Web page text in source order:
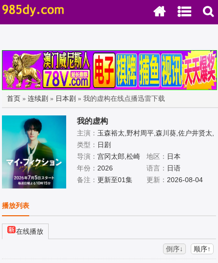
首页 »连续剧 » 日本剧 » 我的虚构在线点播迅雷下载
我的虚构
主演： 玉森裕太,野村周平,森川葵,佐户井贤太,
国仲凉子,宫泽艾玛,三浦獠太,结城萌,ジャンボ
たかお
类型： 日剧
导演：宫冈太郎,松崎
由衣,有働佳史
地区： 日本
年份： 2026 语言： 日语
备注：更新至01集 更新： 2026-08-04
播放列表
在线播放
倒序↓ 顺序↑